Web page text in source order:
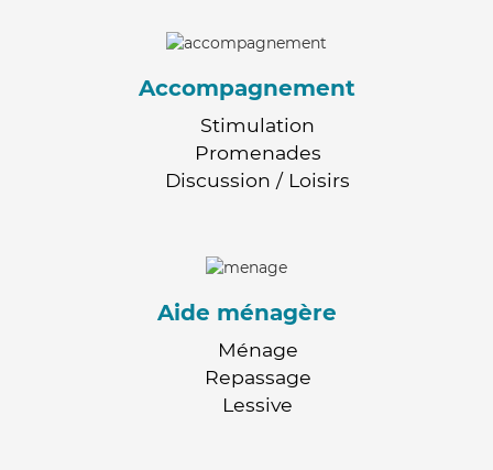
Accompagnement
Stimulation
Promenades
Discussion / Loisirs
Aide ménagère
Ménage
Repassage
Lessive